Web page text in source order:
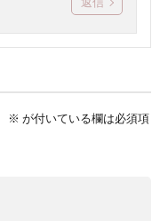
※ が付いている欄は必須項